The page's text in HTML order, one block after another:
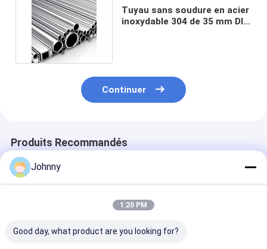
Tuyau sans soudure en acier
inoxydable 304 de 35 mm DIN
Continuer
Produits Recommandés
Johnny
1:20 PM
Good day, what product are you looking for?